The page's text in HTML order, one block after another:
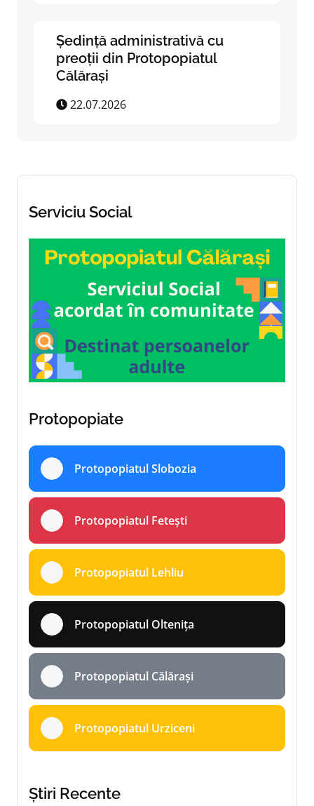
Ședință administrativă cu
preoții din Protopopiatul
Călărași
22.07.2026
Serviciu Social
Protopopiate
Protopopiatul Slobozia
Protopopiatul Fetești
Protopopiatul Lehliu
Protopopiatul Oltenița
Protopopiatul Călărași
Protopopiatul Urziceni
Știri Recente